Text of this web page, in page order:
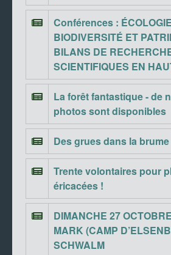
Conférences :
BIODIVERSITÉ ET
BILANS DE
SCIENTIFIQUES EN
La forêt fantastique - de
photos sont disponibles
Des grues dans la brume
Trente volontaires pour
éricacées !
DIMANCHE 27
MARK (CAMP
SCHWALM